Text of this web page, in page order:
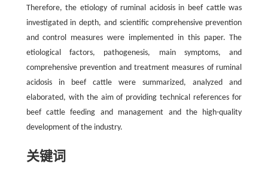
Therefore, the etiology of ruminal acidosis in beef cattle was
investigated in depth, and scientific comprehensive prevention
and control measures were implemented in this paper. The
etiological factors, pathogenesis, main symptoms, and
comprehensive prevention and treatment measures of ruminal
acidosis in beef cattle were summarized, analyzed and
elaborated, with the aim of providing technical references for
beef cattle feeding and management and the high-quality
development of the industry.
关键词